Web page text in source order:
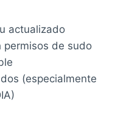
actualizado
permisos de sudo
(especialmente